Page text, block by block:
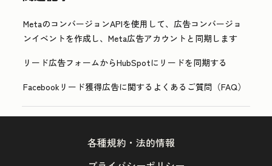
MetaのコンバージョンAPIを使用して、広告コンバージョ
ンイベントを作成し、Meta広告アカウントと同期します
リード広告フォームからHubSpotにリードを同期する
Facebookリード獲得広告に関するよくあるご質問（FAQ）
各種規約・法的情報